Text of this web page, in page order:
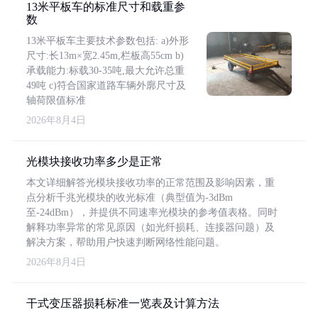
13米平板车的标准尺寸和载重参
数
13米平板车主要技术参数包括: a)外形
尺寸:长13m×宽2.45m,栏板高55cm b)
承载能力:标载30-35吨,最大允许总重
49吨 c)符合国家道路车辆外廓尺寸及
轴荷限值标准
2026年8月4日
光模块接收功率多少是正常
本文详细解答光模块接收功率的正常范围及影响因素，重
点分析千兆光模块的收光标准（典型值为-3dBm
至-24dBm），并提供不同速率光模块的参考值表格。同时
解释功率异常的常见原因（如光纤损耗、连接器问题）及
解决方案，帮助用户快速判断网络性能问题。
2026年8月4日
干式变压器损耗标准一览表及计算方法